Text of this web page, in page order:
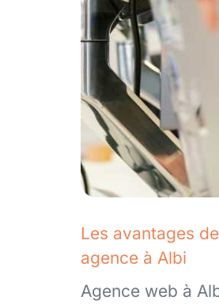
Les avantages
agence à Albi
Agence web à